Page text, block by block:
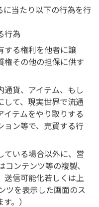
に当たり以下の行為を行
行為
する権利を他者に譲
権その他の担保に供す
通貨、アイテム、もし
して、現実世界で流通
イテムをやり取りする
ョン等で、売買する行
ている場合以外に、営
ンテンツ等の複製、
送信可能化若しくは上
ツを表示した画面のス
。）